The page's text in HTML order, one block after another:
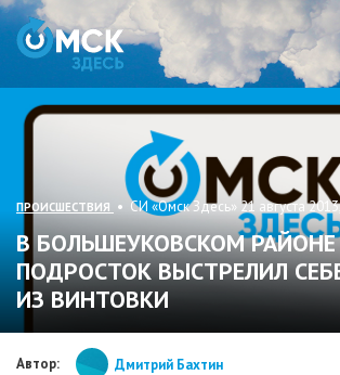
ПРОИСШЕСТВИЯ • СИ «Омск Здесь» 21 августа
В БОЛЬШЕУКОВСКОМ РАЙОНЕ
ПОДРОСТОК ВЫСТРЕЛИЛ
ИЗ ВИНТОВКИ
Автор: Дмитрий Бахтин